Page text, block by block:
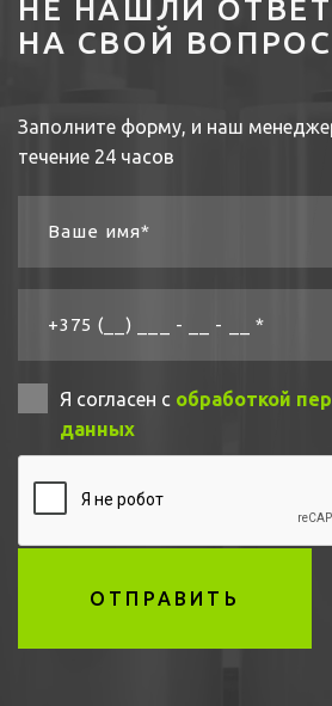
НЕ НАШЛИ ОТВЕТ
НА СВОЙ
Заполните форму, и наш
течение 24 часов
Ваше имя*
+375 (__) ___ - __ - __ *
Я согласен с обработкой
данных
ОТПРАВИТЬ